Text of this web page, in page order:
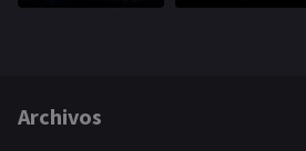
Archivos